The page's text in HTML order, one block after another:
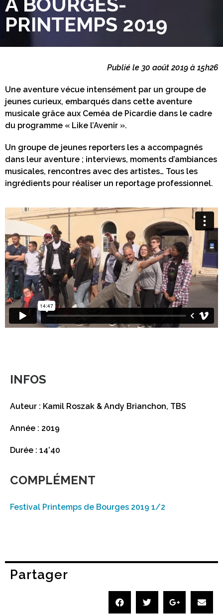
PRINTEMPS 2019
Publié le 30 août 2019 à 15h26
Une aventure vécue intensément par un groupe de
jeunes curieux, embarqués dans cette aventure
musicale grâce aux Ceméa de Picardie dans le cadre
du programme « Like l’Avenir ».
Un groupe de jeunes reporters les a accompagnés
dans leur aventure ; interviews, moments d’ambiances
musicales, rencontres avec des artistes… Tous les
ingrédients pour réaliser un reportage professionnel.
INFOS
Auteur : Kamil Roszak & Andy Brianchon, TBS
Année : 2019
Durée : 14’40
COMPLÉMENT
Festival Printemps de Bourges 2019 1/2
Partager